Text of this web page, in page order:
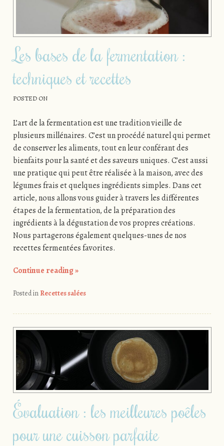
Les bases de la fermentation :
techniques et recettes
POSTED ON
L’art de la fermentation est une tradition vieille de
plusieurs millénaires. C’est un procédé naturel qui permet
de conserver les aliments, tout en leur conférant des
bienfaits pour la santé et des saveurs uniques. C’est aussi
une pratique qui peut être réalisée à la maison, avec des
légumes frais et quelques ingrédients simples. Dans cet
article, nous allons vous guider à travers les différentes
étapes de la fermentation, de la préparation des
ingrédients à la dégustation de vos propres créations.
Nous partagerons également quelques-unes de nos
recettes fermentées favorites.
Continue reading»
Posted in Recettes salées
Évaluation : les meilleures poêles
pour une cuisson parfaite